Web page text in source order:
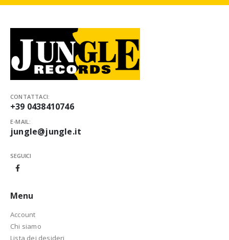
CONTATTACI:
+39 0438410746
E-MAIL:
jungle@jungle.it
SEGUICI
Menu
Account
Chi siamo
Lista dei desideri